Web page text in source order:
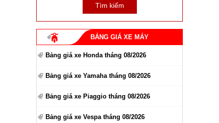
BẢNG GIÁ XE MÁY
Bảng giá xe Honda tháng 08/2026
Bảng giá xe Yamaha tháng 08/2026
Bảng giá xe Piaggio tháng 08/2026
Bảng giá xe Vespa tháng 08/2026